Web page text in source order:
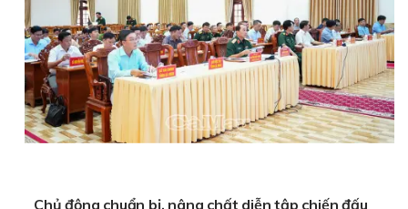
Chủ động chuẩn bị, nâng chất diễn tập chiến đấu